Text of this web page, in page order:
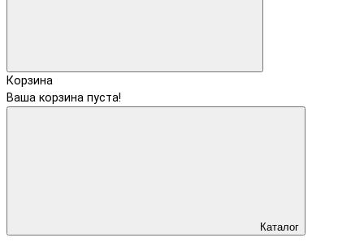
Корзина
Ваша корзина пуста!
Каталог